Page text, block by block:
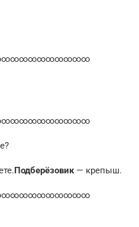
Подберёзовик— крепыш.